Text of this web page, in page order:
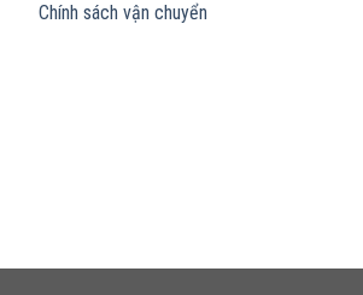
Chính sách vận chuyển